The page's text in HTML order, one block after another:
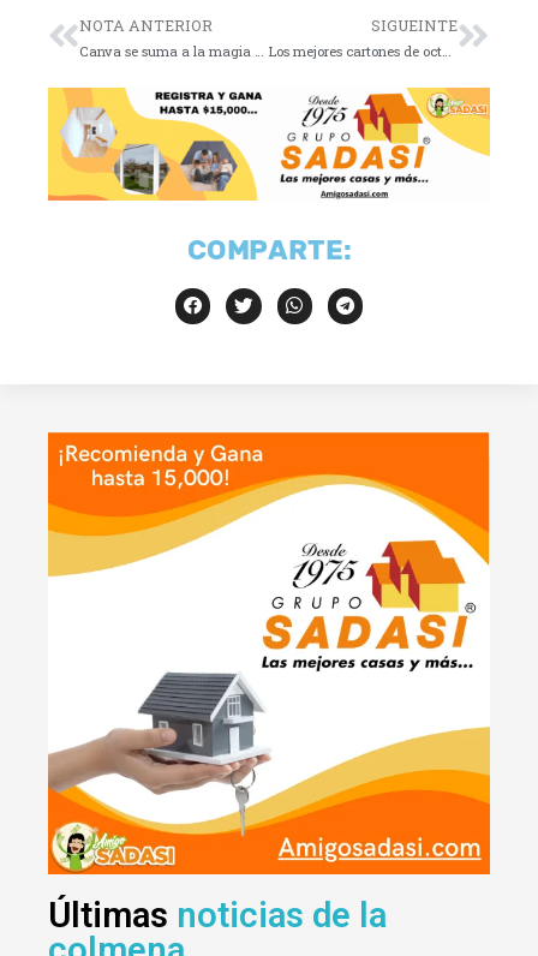
NOTA ANTERIOR SIGUEINTE
Los mejores cartones de octubre 12 de 2023
COMPARTE:
Últimas noticias de la